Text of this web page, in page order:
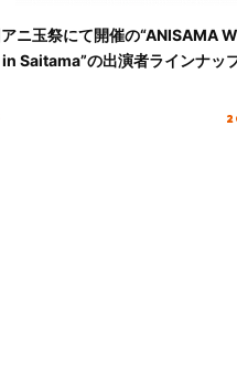
ニ玉祭にて開催の“ANISAMA
Saitama”の出演者ラインナッ